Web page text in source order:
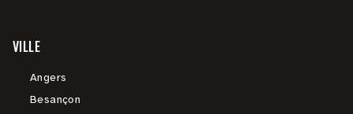
VILLE
Angers
Besançon